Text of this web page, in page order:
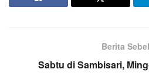
Berita
Sabtu di Sambisari,